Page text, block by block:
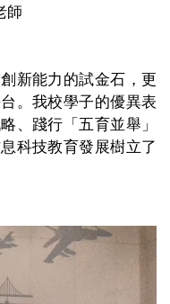
師
新能力的試金石，更
。我校學子的優異表
、踐行「五育並舉」
科技教育發展樹立了